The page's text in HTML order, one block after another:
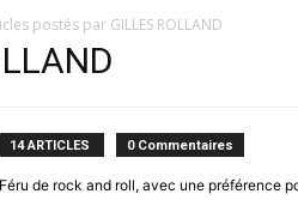
postés par GILLES ROLLAND
14 ARTICLES 0 Commentaires
Féru de rock and roll, avec une préférence